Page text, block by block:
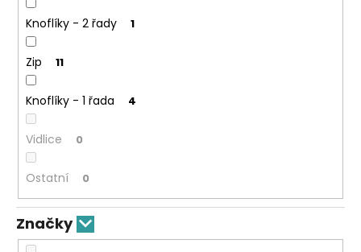
Knoflíky - 2 řady 1
Zip 11
Knoflíky - 1 řada 4
Vidlice 0
Ostatní 0
Značky